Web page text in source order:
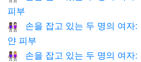
피부
👩🏾‍🤝‍👩🏻
손을 잡고 있는 두 명의 여자
얀 피부
👩🏾‍🤝‍👩🏼
손을 잡고 있는 두 명의 여자: